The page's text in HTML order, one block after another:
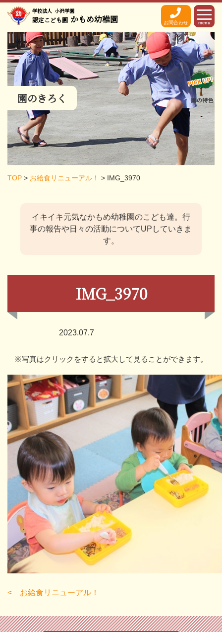
学校法人 小沢学園
認定こども園 かもめ幼稚園 お問合わせ menu
園のきろく
TOP > お給食リニューアル！ > IMG_3970
イキイキ元気なかもめ幼稚園のこども達。 行
事の報告や日々の活動についてUPしていきま
す。
IMG_3970
2023.07.7
※写真はクリックをすると拡大して見ることができます。
お給食リニューアル！